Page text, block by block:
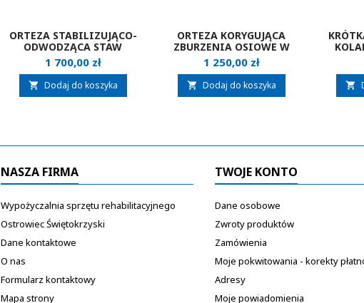
ORTEZA STABILIZUJĄCO-
ODWODZĄCA STAW
BIODROWY Z REGULACJĄ
ZGIĘCIA I WYPROSTU
ERHEM ERH 66/2.STEP TO
Cena
1 700,00 zł
 Dodaj do koszyka
ORTEZA KORYGUJĄCA
ZBURZENIA OSIOWE W
PŁASZCZYŹNIE CZOŁWEJ
TYPU DAFO Z AFO
PROSTARTER ERHEM
Cena
1 250,00 zł
 Dodaj do koszyka 
NASZA FIRMA
Wypożyczalnia sprzętu rehabilitacyjnego
Ostrowiec Świętokrzyski
Dane kontaktowe
O nas
Formularz kontaktowy
Mapa strony
TWOJE KONTO
Dane osobowe
Zwroty produktów
Zamówienia
Moje pokwitowania - korekty
Adresy
Moje powiadomienia